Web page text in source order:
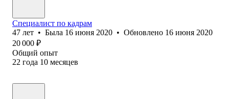
Специалист по кадрам
47 лет • Была 16 июня 2020 • Обновлено 16 июня 2020
20 000 ₽
Общий опыт
22 года 10 месяцев